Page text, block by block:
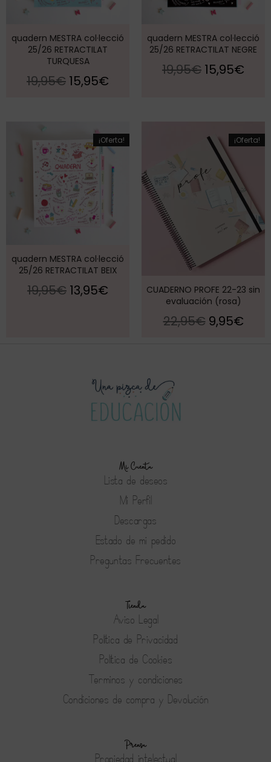
quadern MESTRA col·lecció
25/26 RETRACTILAT
TURQUESA
19,95€ 15,95€
quadern MESTRA col·lecció
25/26 RETRACTILAT NEGRE
19,95€ 15,95€
¡Oferta!
quadern MESTRA col·lecció
25/26 RETRACTILAT BEIX
19,95€ 13,95€
¡Oferta!
CUADERNO PROFE 22-23 sin
evaluación (rosa)
22,95€ 9,95€
Mi Cuenta
Lista de deseos
Mi Perfil
Descargas
Estado de mi pedido
Preguntas Frecuentes
Tienda
Aviso Legal
Política de Privacidad
Política de Cookies
Terminos y condiciones
Condiciones de compra y Devolución
Prensa